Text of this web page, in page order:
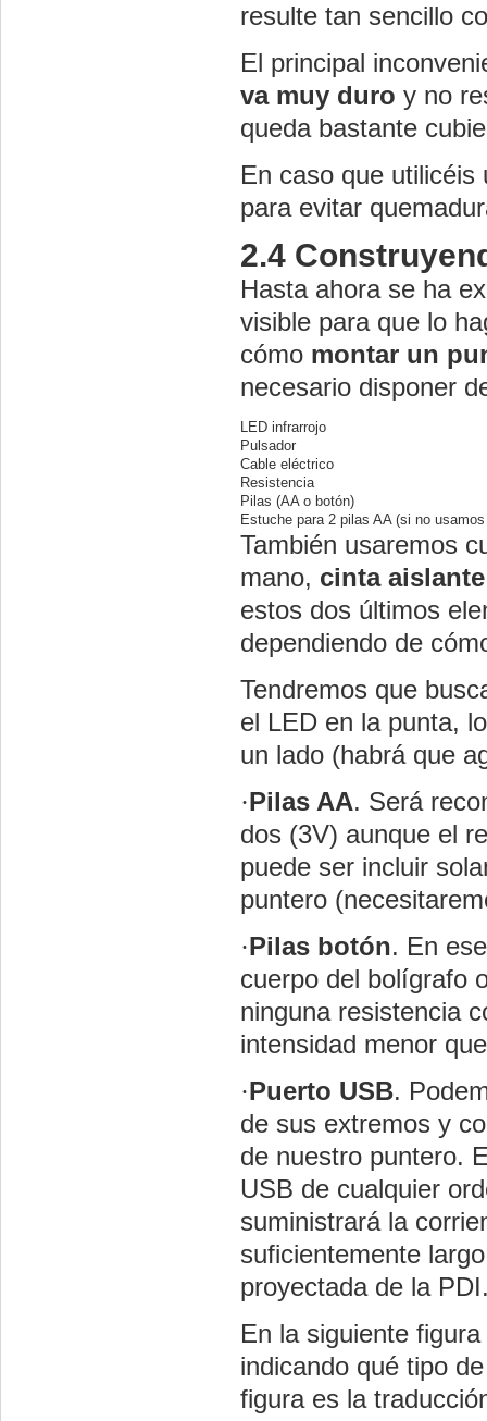
resulte tan sencillo
El principal
va muy duro y no
queda bastante
En caso que utilicéis
para evitar
2.4
Hasta ahora se ha
visible para que lo
cómo montar un
necesario disponer
LED infrarrojo
Pulsador
Cable eléctrico
Resistencia
Pilas (AA o botón)
Estuche para 2 pilas AA (si no
También usaremos
mano, cinta aislante
estos dos últimos
dependiendo de
Tendremos que
el LED en la punta,
un lado (habrá que
·Pilas AA. Será
dos (3V) aunque el
puede ser incluir
puntero
·Pilas botón. En
cuerpo del bolígrafo
ninguna resistencia
intensidad menor
·Puerto USB.
de sus extremos y
de nuestro puntero.
USB de cualquier
suministrará la
suficientemente
proyectada de la
En la siguiente
indicando qué tipo
figura es la